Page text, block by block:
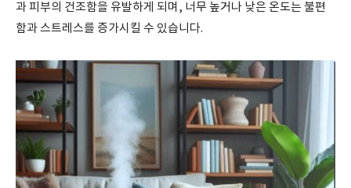
과 피부의 건조함을 유발하게 되며, 너무 높거나 낮은 온도는 불편
함과 스트레스를 증가시킬 수 있습니다.